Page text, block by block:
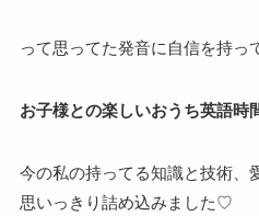
って思ってた発音に自信を持っ
お子様との楽しいおうち英語
今の私の持ってる知識と技術、
思いっきり詰め込みました♡